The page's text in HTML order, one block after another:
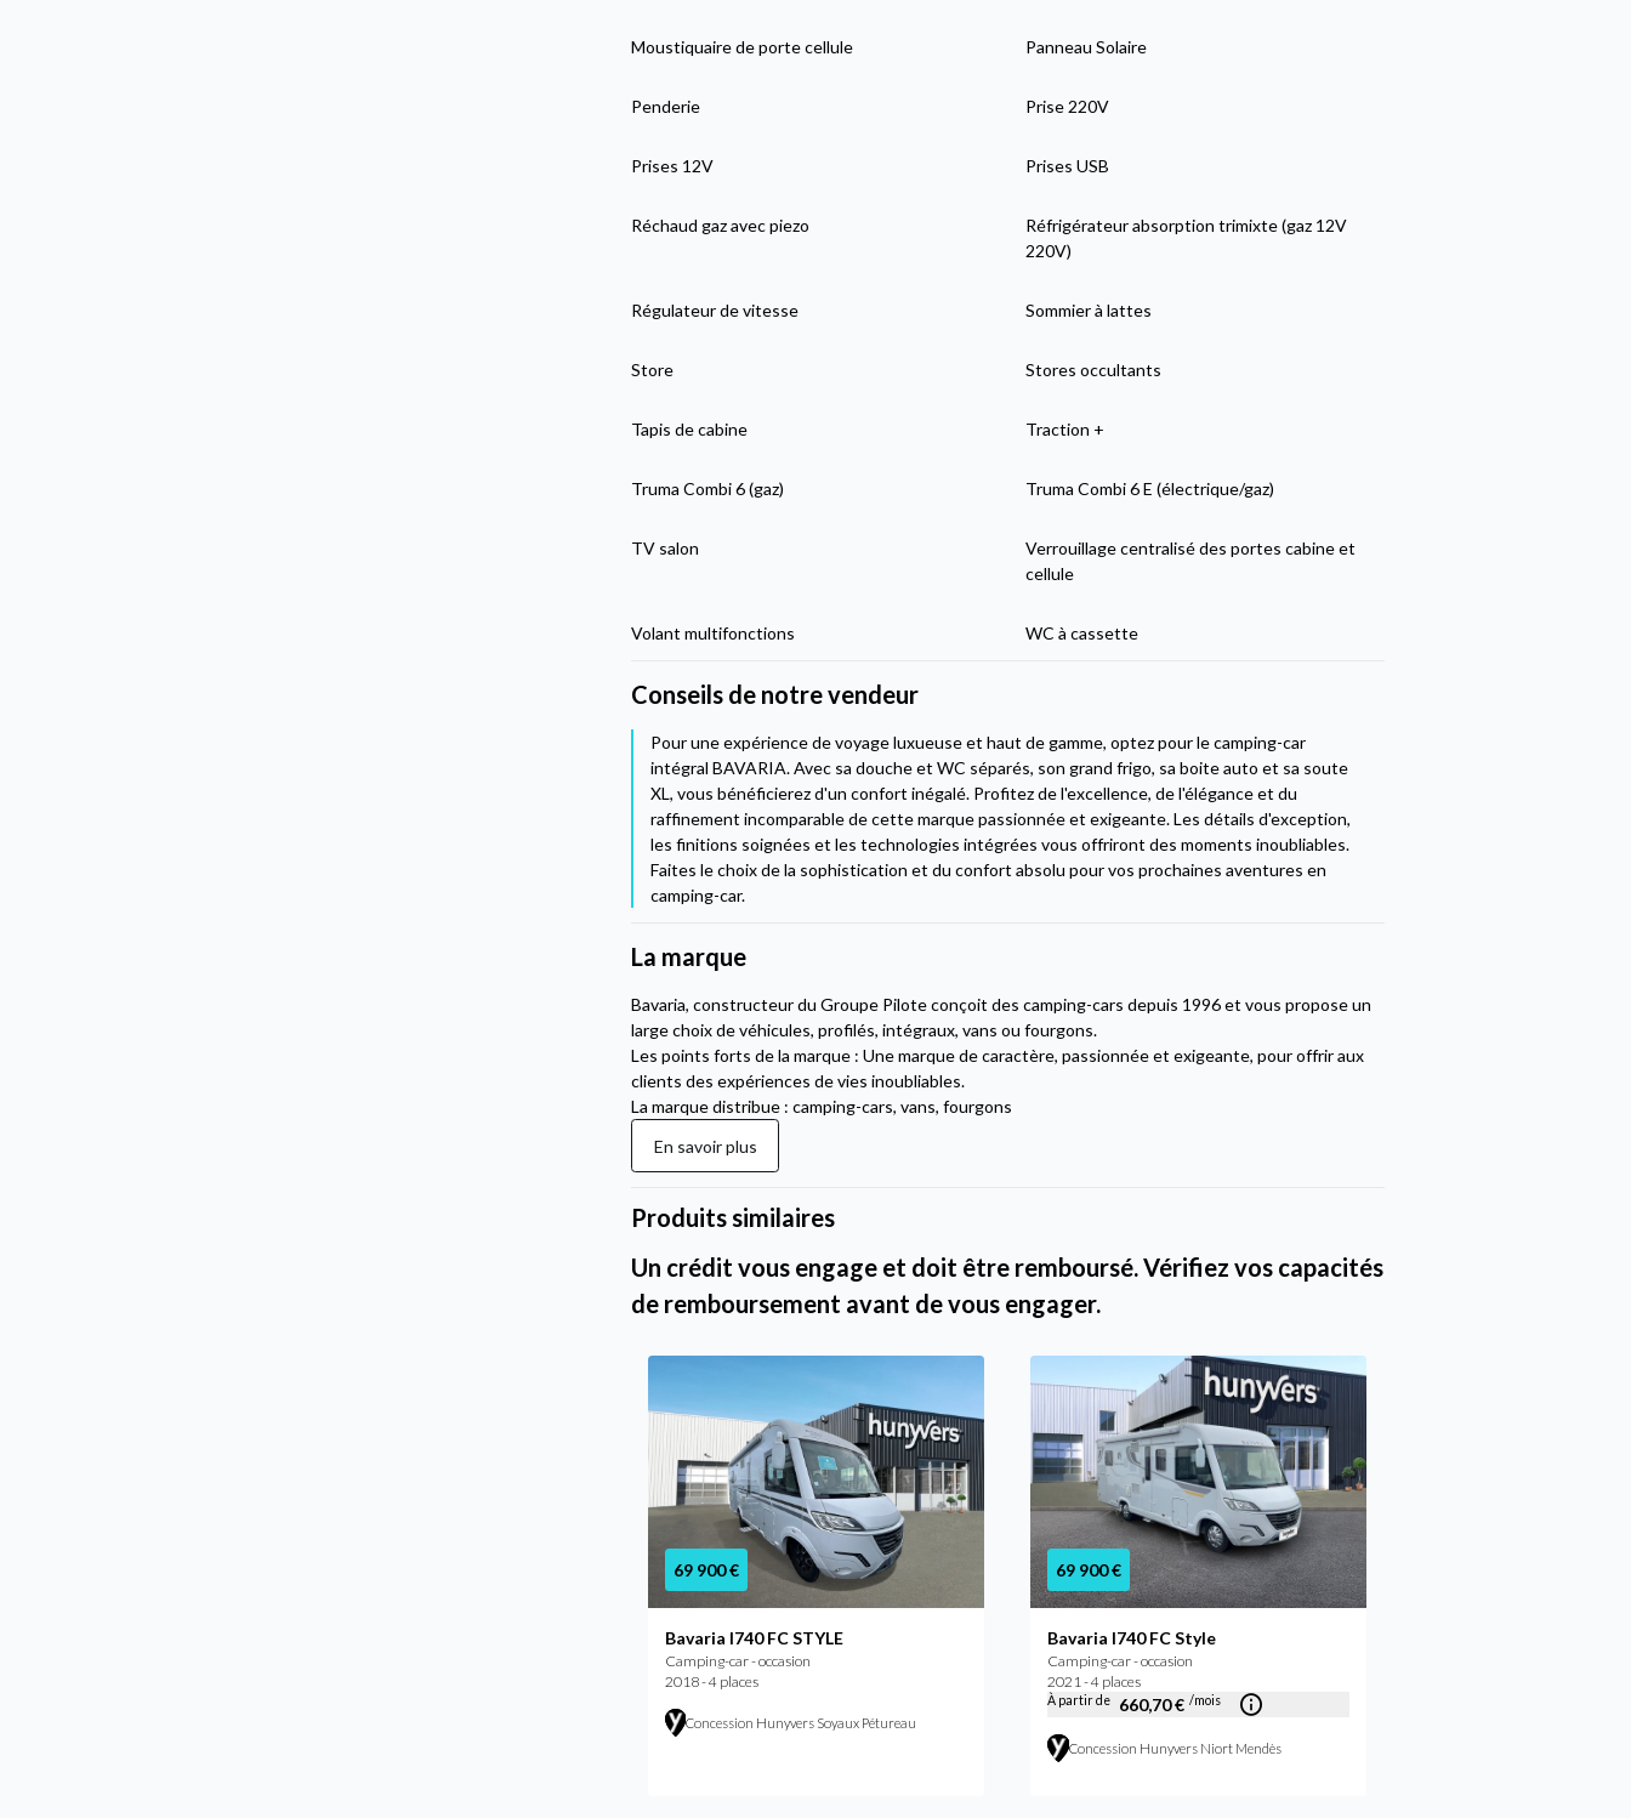
Moustiquaire de porte cellule Panneau Solaire
Penderie Prise 220V
Prises 12V Prises USB
Réchaud gaz avec piezo
Réfrigérateur absorption trimixte (gaz 12V
220V)
Régulateur de vitesse Sommier à lattes
Store Stores occultants
Tapis de cabine Traction +
Truma Combi 6 (gaz) Truma Combi 6 E (électrique/gaz)
TV salon
Verrouillage centralisé des portes cabine et
cellule
Volant multifonctions WC à cassette
Conseils de notre vendeur
Pour une expérience de voyage luxueuse et haut de gamme, optez pour le camping-car
intégral BAVARIA. Avec sa douche et WC séparés, son grand frigo, sa boite auto et sa soute
XL, vous bénéficierez d'un confort inégalé. Profitez de l'excellence, de l'élégance et du
raffinement incomparable de cette marque passionnée et exigeante. Les détails d'exception,
les finitions soignées et les technologies intégrées vous offriront des moments inoubliables.
Faites le choix de la sophistication et du confort absolu pour vos prochaines aventures en
camping-car.
La marque
Bavaria, constructeur du Groupe Pilote conçoit des camping-cars depuis 1996 et vous propose un
large choix de véhicules, profilés, intégraux, vans ou fourgons.
Les points forts de la marque : Une marque de caractère, passionnée et exigeante, pour offrir aux
clients des expériences de vies inoubliables.
La marque distribue : camping-cars, vans, fourgons
En savoir plus
Produits similaires
Un crédit vous engage et doit être remboursé. Vérifiez vos capacités
de remboursement avant de vous engager.
69 900 €
Bavaria I740 FC STYLE
Camping-car - occasion
2018 - 4 places
Concession Hunyvers Soyaux Pétureau
69 900 €
Bavaria I740 FC Style
Camping-car - occasion
2021 - 4 places
À partir de 660,70 € /mois
Concession Hunyvers Niort Mendès